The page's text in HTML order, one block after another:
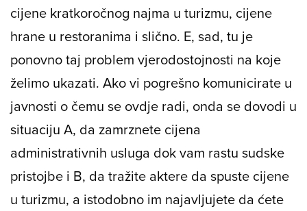
cijene kratkoročnog najma u turizmu, cijene
hrane u restoranima i slično. E, sad, tu je
ponovno taj problem vjerodostojnosti na koje
želimo ukazati. Ako vi pogrešno komunicirate u
javnosti o čemu se ovdje radi, onda se dovodi u
situaciju A, da zamrznete cijena
administrativnih usluga dok vam rastu sudske
pristojbe i B, da tražite aktere da spuste cijene
u turizmu, a istodobno im najavljujete da ćete